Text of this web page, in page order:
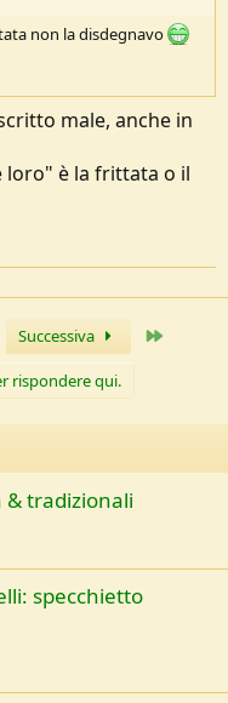
non la disdegnavo
male, anche in
loro" è la frittata o il
Successiva
rispondere qui.
tradizionali
specchietto